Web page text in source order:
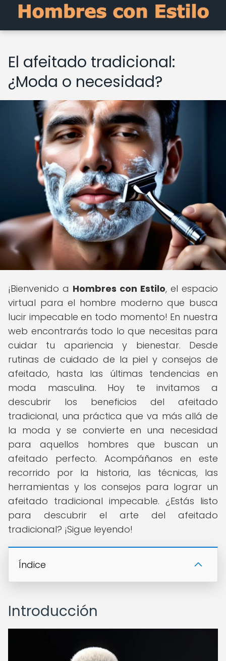
El afeitado tradicional:
¿Moda o necesidad?
¡Bienvenido a Hombres con Estilo, el espacio
virtual para el hombre moderno que busca
lucir impecable en todo momento! En nuestra
web encontrarás todo lo que necesitas para
cuidar tu apariencia y bienestar. Desde
rutinas de cuidado de la piel y consejos de
afeitado, hasta las últimas tendencias en
moda masculina. Hoy te invitamos a
descubrir los beneficios del afeitado
tradicional, una práctica que va más allá de
la moda y se convierte en una necesidad
para aquellos hombres que buscan un
afeitado perfecto. Acompáñanos en este
recorrido por la historia, las técnicas, las
herramientas y los consejos para lograr un
afeitado tradicional impecable. ¿Estás listo
para descubrir el arte del afeitado
tradicional? ¡Sigue leyendo!
Índice
Introducción